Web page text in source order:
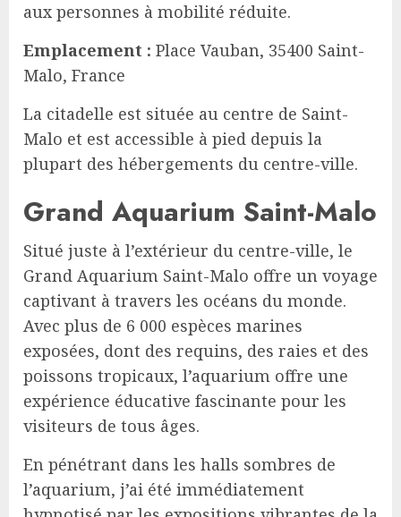
aux personnes à mobilité réduite.
Emplacement : Place Vauban, 35400 Saint-
Malo, France
La citadelle est située au centre de Saint-
Malo et est accessible à pied depuis la
plupart des hébergements du centre-ville.
Grand Aquarium Saint-Malo
Situé juste à l’extérieur du centre-ville, le
Grand Aquarium Saint-Malo offre un voyage
captivant à travers les océans du monde.
Avec plus de 6 000 espèces marines
exposées, dont des requins, des raies et des
poissons tropicaux, l’aquarium offre une
expérience éducative fascinante pour les
visiteurs de tous âges.
En pénétrant dans les halls sombres de
l’aquarium, j’ai été immédiatement